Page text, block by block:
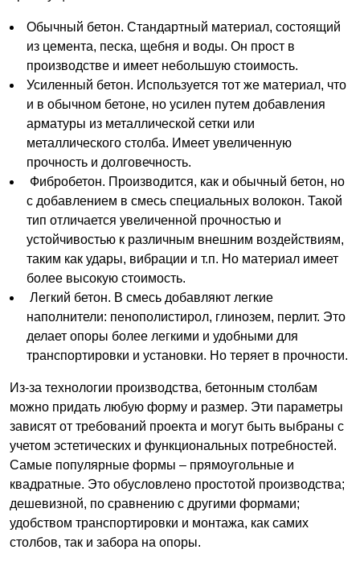
Обычный бетон. Стандартный материал, состоящий
из цемента, песка, щебня и воды. Он прост в
производстве и имеет небольшую стоимость.
Усиленный бетон. Используется тот же материал, что
и в обычном бетоне, но усилен путем добавления
арматуры из металлической сетки или
металлического столба. Имеет увеличенную
прочность и долговечность.
Фибробетон. Производится, как и обычный бетон, но
с добавлением в смесь специальных волокон. Такой
тип отличается увеличенной прочностью и
устойчивостью к различным внешним воздействиям,
таким как удары, вибрации и т.п. Но материал имеет
более высокую стоимость.
Легкий бетон. В смесь добавляют легкие
наполнители: пенополистирол, глинозем, перлит. Это
делает опоры более легкими и удобными для
транспортировки и установки. Но теряет в прочности.
Из-за технологии производства, бетонным столбам
можно придать любую форму и размер. Эти параметры
зависят от требований проекта и могут быть выбраны с
учетом эстетических и функциональных потребностей.
Самые популярные формы – прямоугольные и
квадратные. Это обусловлено простотой производства;
дешевизной, по сравнению с другими формами;
удобством транспортировки и монтажа, как самих
столбов, так и забора на опоры.